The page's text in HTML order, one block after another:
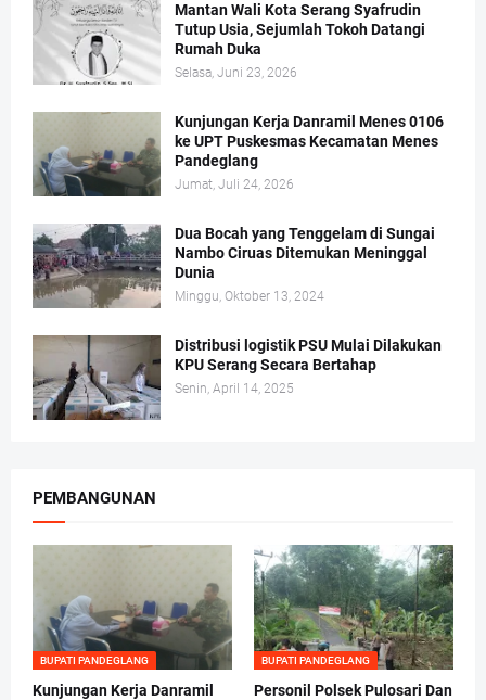
Mantan Wali Kota Serang Syafrudin
Tutup Usia, Sejumlah Tokoh Datangi
Rumah Duka
Selasa, Juni 23, 2026
Kunjungan Kerja Danramil Menes 0106
ke UPT Puskesmas Kecamatan Menes
Pandeglang
Jumat, Juli 24, 2026
Dua Bocah yang Tenggelam di Sungai
Nambo Ciruas Ditemukan Meninggal
Dunia
Minggu, Oktober 13, 2024
Distribusi logistik PSU Mulai Dilakukan
KPU Serang Secara Bertahap
Senin, April 14, 2025
PEMBANGUNAN
BUPATI PANDEGLANG
Kunjungan Kerja Danramil
BUPATI PANDEGLANG
Personil Polsek Pulosari Dan